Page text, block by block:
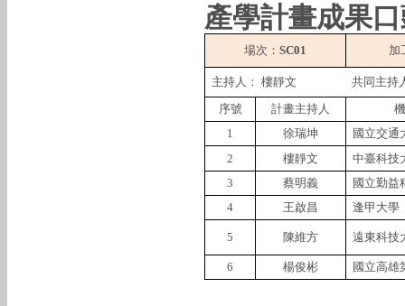
產學計畫成果
場次： SC01 加
主持人： 樓靜文
共同主持
序號
計畫主持人
1
徐瑞坤
國立交通
2
樓靜文
中臺科技
3
蔡明義
國立勤益
4
王啟昌 逢甲大學
5 陳維方 遠東科技
6 楊俊彬 國立高雄